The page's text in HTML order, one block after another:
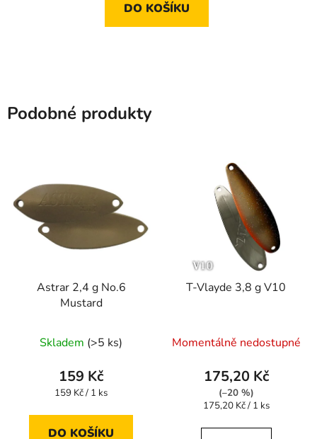
DO KOŠÍKU
Podobné produkty
Astrar 2,4 g No.6
Mustard
Skladem (>5 ks)
159 Kč
Měrná
159 Kč / 1 ks
DO KOŠÍKU
T-Vlayde 3,8 g V10
Momentálně nedostupné
175,20 Kč
(–20 %)
Měrná
175,20 Kč / 1 ks